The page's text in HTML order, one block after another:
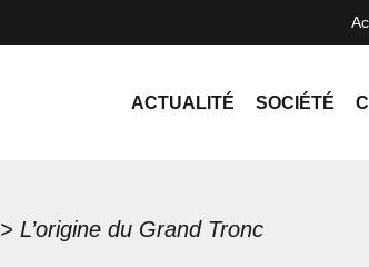
ACTUALITÉ SOCIÉTÉ
>L’origine du Grand Tronc